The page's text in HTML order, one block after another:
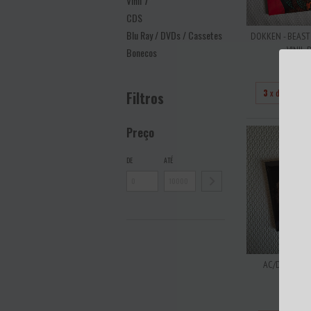
CDS
Blu Ray / DVDs / Cassetes
Bonecos
Filtros
Preço
DE ATÉ
DOKKEN -
VINIL
3 x de
AC/DC -
BRASIL